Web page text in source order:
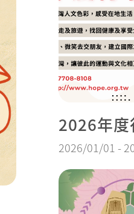
2026年度
2026/01/01 -